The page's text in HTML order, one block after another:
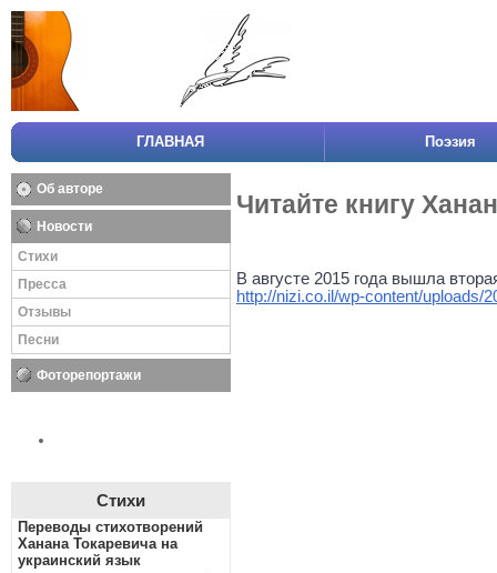
ГЛАВНАЯ Поэзия
Об авторе
Новости
Стихи
Пресса
Отзывы
Песни
Фоторепортажи
Стихи
Переводы стихотворений
Ханана Токаревича на
украинский язык
Читайте книгу
http://nizi.co.il/wp-content/uploads/